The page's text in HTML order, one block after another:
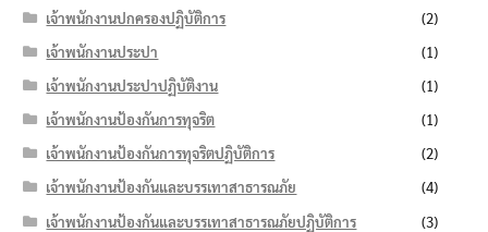
เจ้าพนักงานปกครองปฏิบัติการ
(2)
เจ้าพนักงานประปา
(1)
เจ้าพนักงานประปาปฏิบัติงาน
(1)
เจ้าพนักงานป้องกันการทุจริต
(1)
เจ้าพนักงานป้องกันการทุจริตปฏิบัติการ
(2)
เจ้าพนักงานป้องกันและบรรเทาสาธารณภัย
(4)
เจ้าพนักงานป้องกันและบรรเทาสาธารณภัยปฏิบัติการ
(3)